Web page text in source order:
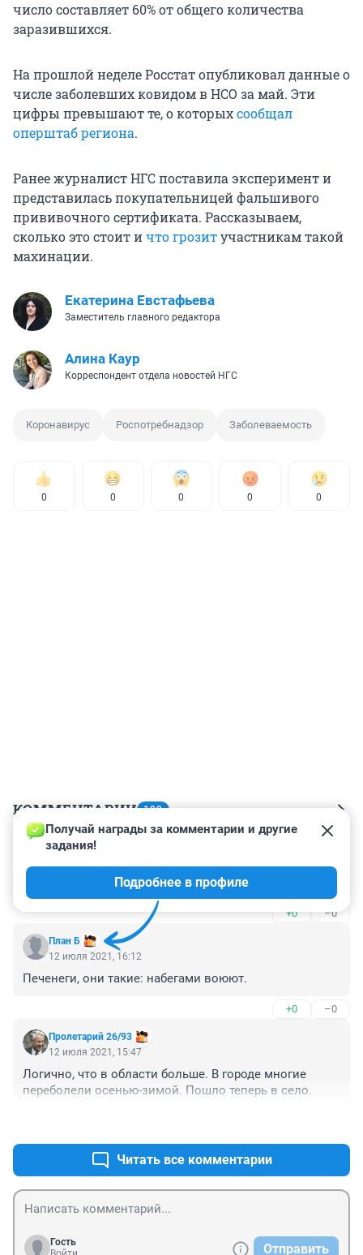
число составляет 60% от общего количества
заразившихся.
На прошлой неделе Росстат опубликовал данные о
числе заболевших ковидом в НСО за май. Эти
цифры превышают те, о которыхсообщал
оперштаб региона.
Ранее журналист НГС поставила эксперимент и
представилась покупательницей фальшивого
прививочного сертификата. Рассказываем,
сколько это стоит ичто грозитучастникам такой
махинации.
Екатерина Евстафьева
Заместитель главного редактора
Алина Каур
Корреспондент отдела новостей НГС
Коронавирус Роспотребнадзор Заболеваемость
0 0 0 0 0
КОММЕНТАРИИ 199
Гость
+0 –0
План Б
Получай награды за комментарии и другие
задания!
Подробнее в профиле
12 июля 2021, 16:12
Печенеги, они такие: набегами воюют.
+0 –0
Пролетарий 26/93
12 июля 2021, 15:47
Логично, что в области больше. В городе многие
переболели осенью-зимой. Пошло теперь в село.
Читать все комментарии
Гость
Отправить